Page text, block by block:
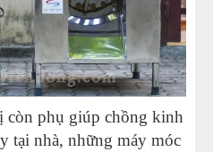
còn phụ giúp chồng kinh
tại nhà, những máy móc